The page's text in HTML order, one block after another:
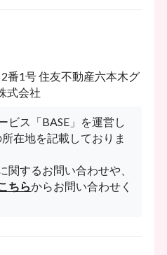
番1号 住友不動産六本木グ
式会社
ス「BASE」を運営し
在地を記載しておりま
関するお問い合わせや、
ちらからお問い合わせく